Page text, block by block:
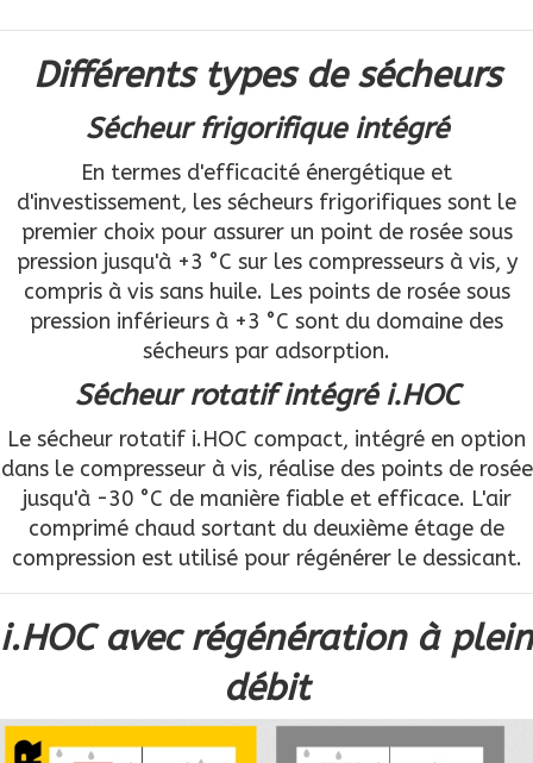
Différents types de sécheurs
Sécheur frigorifique intégré
En termes d'efficacité énergétique et
d'investissement, les sécheurs frigorifiques sont le
premier choix pour assurer un point de rosée sous
pression jusqu'à +3 °C sur les compresseurs à vis, y
compris à vis sans huile. Les points de rosée sous
pression inférieurs à +3 °C sont du domaine des
sécheurs par adsorption.
Sécheur rotatif intégré i.HOC
Le sécheur rotatif i.HOC compact, intégré en option
dans le compresseur à vis, réalise des points de rosée
jusqu'à -30 °C de manière fiable et efficace. L'air
comprimé chaud sortant du deuxième étage de
compression est utilisé pour régénérer le dessicant.
i.HOC avec régénération à plein
débit